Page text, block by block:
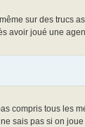
sur des trucs
avoir joué une
compris tous les
sais pas si on